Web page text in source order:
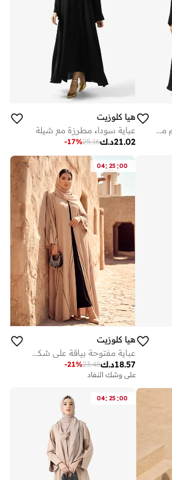
عباية بياقة واسعة بتصميم مفتوح مزينة بالزهور
هيا كلوزيت
عباية سوداء مطرزة مع شيلة
د.ك21.02
25.16
-17%
04: 25:00
هيا كلوزيت
عباية مفتوحة بياقة على شكل حرف ومزينة
د.ك18.57
23.48
-21%
على وشك النفاد
04: 25:00